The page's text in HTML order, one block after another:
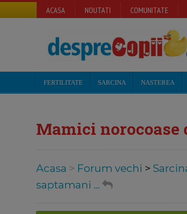
ACASA NOUTATI COMUNITATE
FERTILITATE SARCINA NASTEREA
Mamici norocoase
Acasa > Forum vechi >
saptamani ...